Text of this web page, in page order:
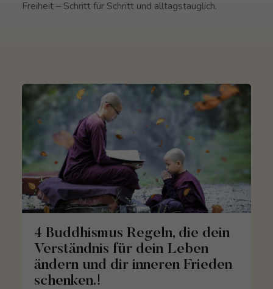
Freiheit – Schritt für Schritt und alltagstauglich.
4 Buddhismus Regeln, die dein
Verständnis für dein Leben
ändern und dir inneren Frieden
schenken.!